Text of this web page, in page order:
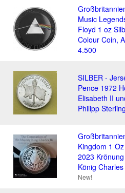
Music
Floyd 1 oz
Colour Coin,
4.500
SILBER -
Pence 1972
Elisabeth II
Philipp
Kingdom 1
2023
König
New!